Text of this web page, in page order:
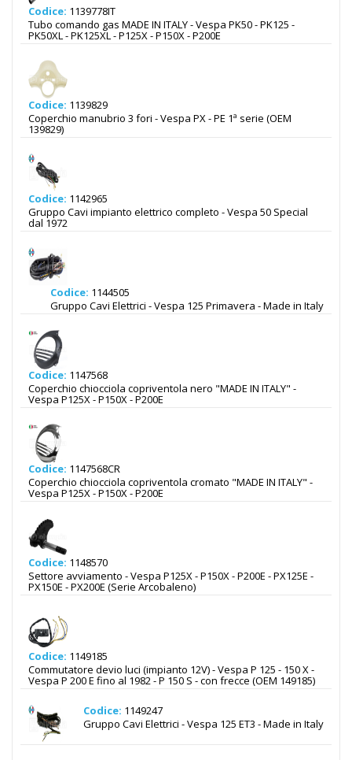
Codice: 1139778IT
Tubo comando gas MADE IN ITALY - Vespa PK50 - PK125 -
PK50XL - PK125XL - P125X - P150X - P200E
Codice: 1139829
Coperchio manubrio 3 fori - Vespa PX - PE 1ª serie (OEM
139829)
Codice: 1142965
Gruppo Cavi impianto elettrico completo - Vespa 50 Special
dal 1972
Codice: 1144505
Gruppo Cavi Elettrici - Vespa 125 Primavera - Made in Italy
Codice: 1147568
Coperchio chiocciola copriventola nero "MADE IN ITALY" -
Vespa P125X - P150X - P200E
Codice: 1147568CR
Coperchio chiocciola copriventola cromato "MADE IN ITALY" -
Vespa P125X - P150X - P200E
Codice: 1148570
Settore avviamento - Vespa P125X - P150X - P200E - PX125E -
PX150E - PX200E (Serie Arcobaleno)
Codice: 1149185
Commutatore devio luci (impianto 12V) - Vespa P 125 - 150 X -
Vespa P 200 E fino al 1982 - P 150 S - con frecce (OEM 149185)
Codice: 1149247
Gruppo Cavi Elettrici - Vespa 125 ET3 - Made in Italy